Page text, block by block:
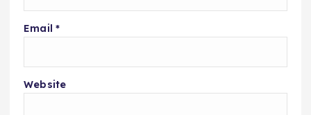
Email *
Website